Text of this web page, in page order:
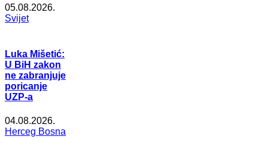
05.08.2026.
Svijet
Luka Mišetić:
U BiH zakon
ne zabranjuje
poricanje
UZP-a
04.08.2026.
Herceg Bosna